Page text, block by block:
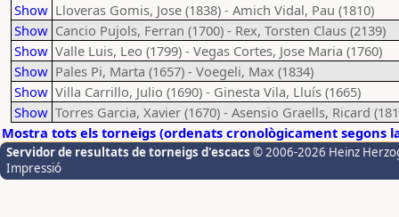
Show Lloveras Gomis, Jose (1838) - Amich Vidal, Pau (1810)
Show Cancio Pujols, Ferran (1700) - Rex, Torsten Claus (2139)
Show Valle Luis, Leo (1799) - Vegas Cortes, Jose Maria (1760)
Show Pales Pi, Marta (1657) - Voegeli, Max (1834)
Show Villa Carrillo, Julio (1690) - Ginesta Vila, Lluís (1665)
Show Torres Garcia, Xavier (1670) - Asensio Graells, Ricard
Mostra tots els torneigs (ordenats cronològicament segons
Servidor de resultats de torneigs d'escacs © 2006-2026 Heinz
Impressió